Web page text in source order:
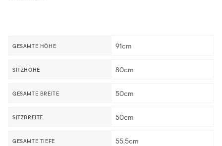
GESAMTE HÖHE 91cm
SITZHÖHE 80cm
GESAMTE BREITE 50cm
SITZBREITE 50cm
GESAMTE TIEFE 55,5cm